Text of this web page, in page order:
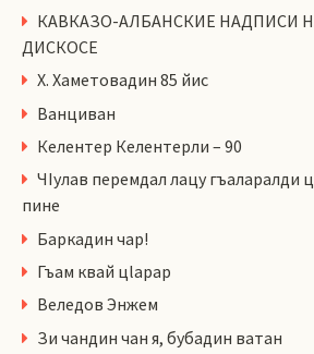
КАВКАЗО-АЛБАНСКИЕ НАДПИСИ
ДИСКОСЕ
Х. Хаметовадин 85 йис
Ванциван
Келентер Келентерли – 90
ЧIулав перемдал лацу гъаларалди
пине
Баркадин чар!
Гъам квай цlарар
Веледов Энжем
Зи чандин чан я, бубадин ватан